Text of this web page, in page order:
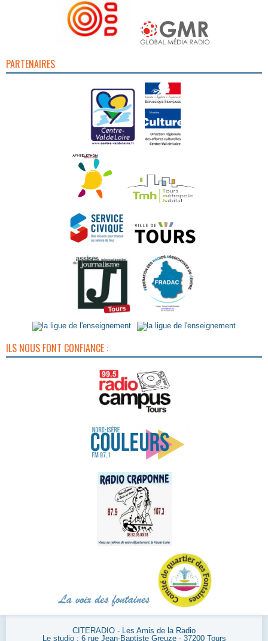
PARTENAIRES
ILS NOUS FONT CONFIANCE :
CITERADIO - Les Amis de la Radio
Le studio : 6 rue Jean-Baptiste Greuze - 37200 Tours